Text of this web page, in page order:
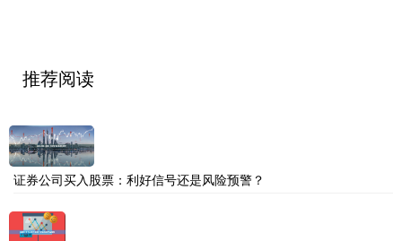
推荐阅读
证券公司买入股票：利好信号还是风险预警？